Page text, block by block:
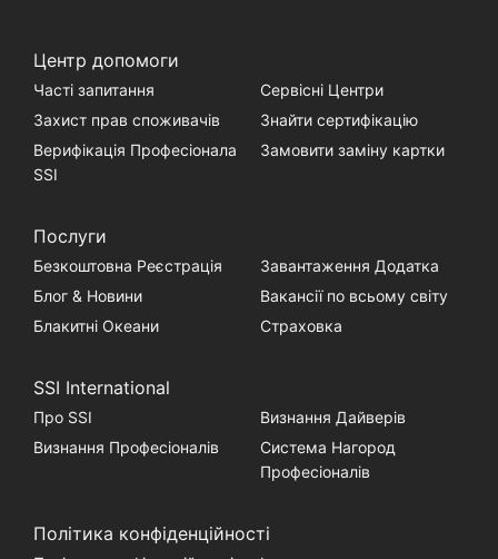
Центр допомоги
Часті запитання
Сервісні Центри
Захист прав споживачів
Знайти сертифікацію
Верифікація Професіонала
SSI
Замовити заміну картки
Послуги
Безкоштовна Реєстрація
Завантаження Додатка
Блог & Новини
Вакансії по всьому світу
Блакитні Океани
Страховка
SSI International
Про SSI
Визнання Дайверів
Визнання Професіоналів
Система Нагород
Професіоналів
Політика конфіденційності